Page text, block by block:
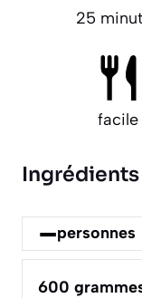
25
facile
Ingrédients
–personnes
600